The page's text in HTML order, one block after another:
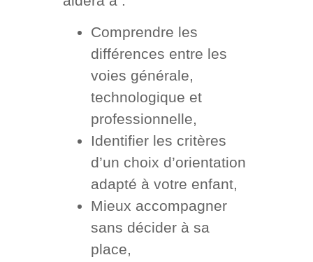
Comprendre les
différences entre les
voies générale,
technologique et
professionnelle,
Identifier les critères
d’un choix d’orientation
adapté à votre enfant,
Mieux accompagner
sans décider à sa
place,